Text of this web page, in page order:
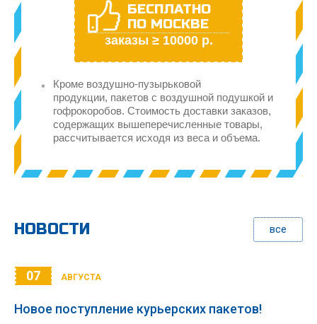
БЕСПЛАТНО
ПО МОСКВЕ
заказы ≥ 10000 р.
Кроме воздушно-пузырьковой
продукции, пакетов с воздушной подушкой и
гофрокоробов. Стоимость доставки заказов,
содержащих вышеперечисленные товары,
рассчитывается исходя из веса и объема.
НОВОСТИ все
07 АВГУСТА
Новое поступление курьерских пакетов!